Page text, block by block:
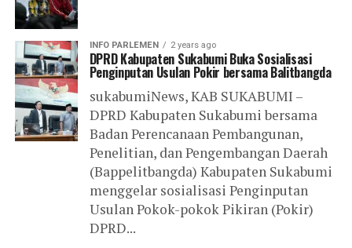
INFO PARLEMEN 2 years ago
DPRD Kabupaten Sukabumi Buka Sosialisasi
Penginputan Usulan Pokir bersama Balitbangda
sukabumiNews, KAB SUKABUMI –
DPRD Kabupaten Sukabumi bersama
Badan Perencanaan Pembangunan,
Penelitian, dan Pengembangan Daerah
(Bappelitbangda) Kabupaten Sukabumi
menggelar sosialisasi Penginputan
Usulan Pokok-pokok Pikiran (Pokir)
DPRD...